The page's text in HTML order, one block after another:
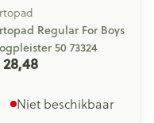
Regular For Boys
50 73324
Niet beschikbaar